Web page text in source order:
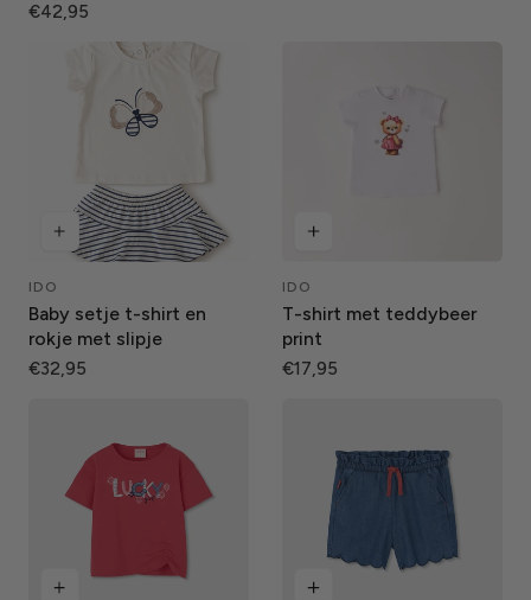
Normale
€42,95
Leverancier:
IDO
Baby setje t-shirt en
rokje met slipje
Normale
€32,95
Leverancier:
IDO
T-shirt met teddybeer
print
Normale
€17,95